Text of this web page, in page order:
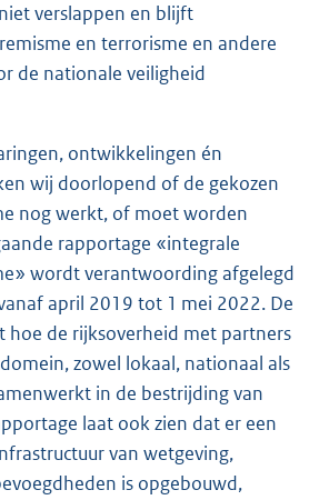
verslappen en blijft
en terrorisme en andere
de nationale veiligheid
ontwikkelingen én
wij doorlopend of de gekozen
nog werkt, of moet worden
rapportage «integrale
wordt verantwoording afgelegd
april 2019 tot 1 mei 2022. De
hoe de rijksoverheid met partners
zowel lokaal, nationaal als
in de bestrijding van
laat ook zien dat er een
van wetgeving,
is opgebouwd,